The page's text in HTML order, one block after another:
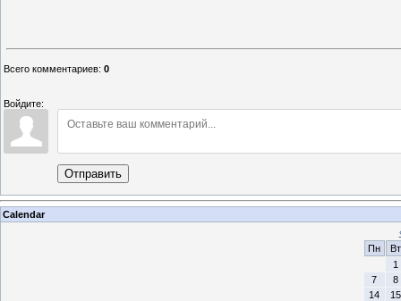
Всего комментариев: 0
Войдите:
Отправить
Calendar
Пн
Вт
1
7
8
14
15